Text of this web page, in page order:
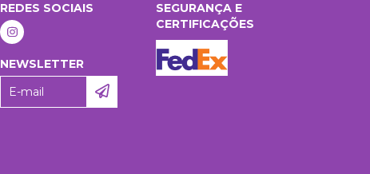
REDES SOCIAIS
NEWSLETTER
SEGURANÇA E
CERTIFICAÇÕES